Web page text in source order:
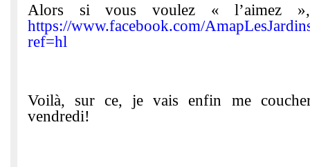
Alors si vous voulez « l’aimez
https://www.facebook.com/
ref=hl
Voilà, sur ce, je vais enfin me
vendredi!